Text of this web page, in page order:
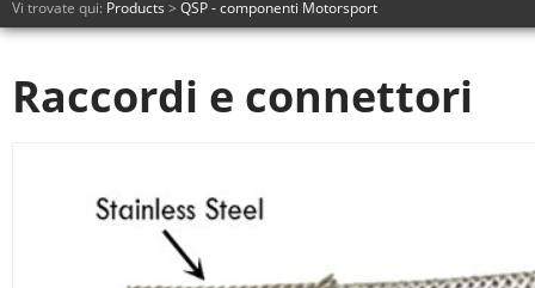
Vi trovate qui: Products > QSP - componenti Motorsport
Raccordi e connettori